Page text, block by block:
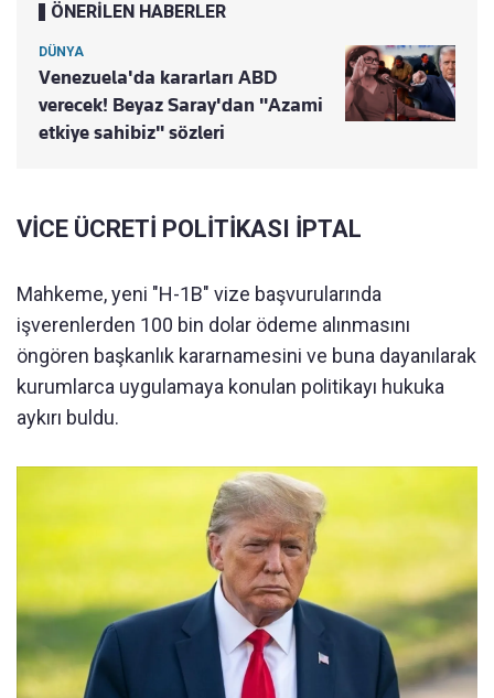
ÖNERİLEN HABERLER
DÜNYA
Venezuela'da kararları ABD
verecek! Beyaz Saray'dan "Azami
etkiye sahibiz" sözleri
VİCE ÜCRETİ POLİTİKASI İPTAL
Mahkeme, yeni "H-1B" vize başvurularında
işverenlerden 100 bin dolar ödeme alınmasını
öngören başkanlık kararnamesini ve buna dayanılarak
kurumlarca uygulamaya konulan politikayı hukuka
aykırı buldu.